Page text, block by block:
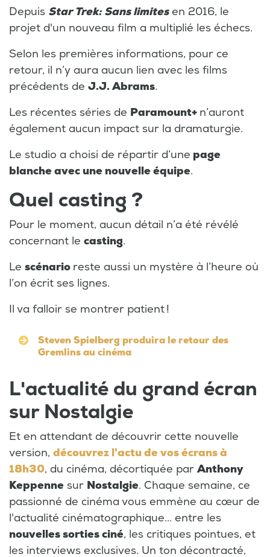
Depuis Star Trek: Sans limitesen 2016, le
projet d'un nouveau film a multiplié les échecs.
Selon les premières informations, pour ce
retour, il n’y aura aucun lien avec les films
précédents de J.J. Abrams.
Les récentes séries de Paramount+ n’auront
également aucun impact sur la dramaturgie.
Le studio a choisi de répartir d’une page
blanche avec une nouvelle équipe.
Quel casting ?
Pour le moment, aucun détail n’a été révélé
concernant le casting.
Le scénario reste aussi un mystère à l’heure où
l’on écrit ses lignes.
Il va falloir se montrer patient !
Steven Spielberg produira le retour des
Gremlins au cinéma
L'actualité du grand écran
sur Nostalgie
Et en attendant de découvrir cette nouvelle
version, découvrez l'actu de vos écrans à
18h30, du cinéma, décortiquée par Anthony
Keppenne sur Nostalgie. Chaque semaine, ce
passionné de cinéma vous emmène au cœur de
l'actualité cinématographique... entre les
nouvelles sorties ciné, les critiques pointues, et
les interviews exclusives. Un ton décontracté,